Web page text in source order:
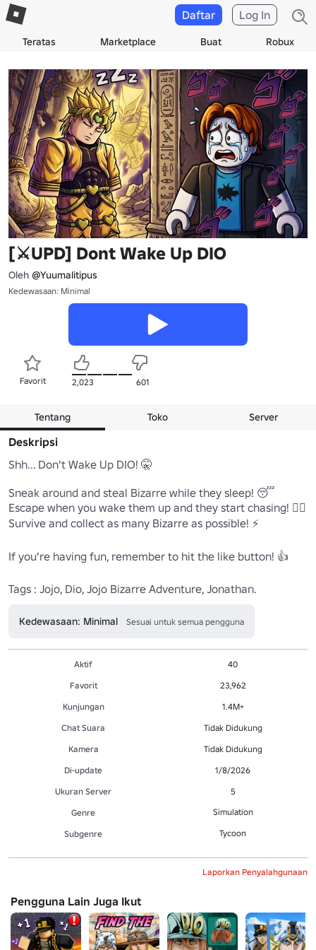
Teratas Marketplace Buat Robux
Daftar Log In
[⚔️UPD] Dont Wake Up DIO
Oleh @Yuumalitipus
Kedewasaan: Minimal
Favorit 2,023 601
Tentang Toko Server
Deskripsi
Shh... Don't Wake Up DIO! 🤫
Sneak around and steal Bizarre while they sleep! 😴
Escape when you wake them up and they start chasing! 🏃‍♂️
Survive and collect as many Bizarre as possible! ⚡
If you're having fun, remember to hit the like button! 👍
Tags : Jojo, Dio, Jojo Bizarre Adventure, Jonathan.
Kedewasaan: Minimal Sesuai untuk semua pengguna
Aktif
40
Favorit
23,962
Kunjungan
1.4M+
Chat Suara
Tidak Didukung
Kamera
Tidak Didukung
Di-update
1/8/2026
Ukuran Server
5
Genre
Simulation
Subgenre Tycoon
Laporkan Penyalahgunaan
Pengguna Lain Juga Ikut